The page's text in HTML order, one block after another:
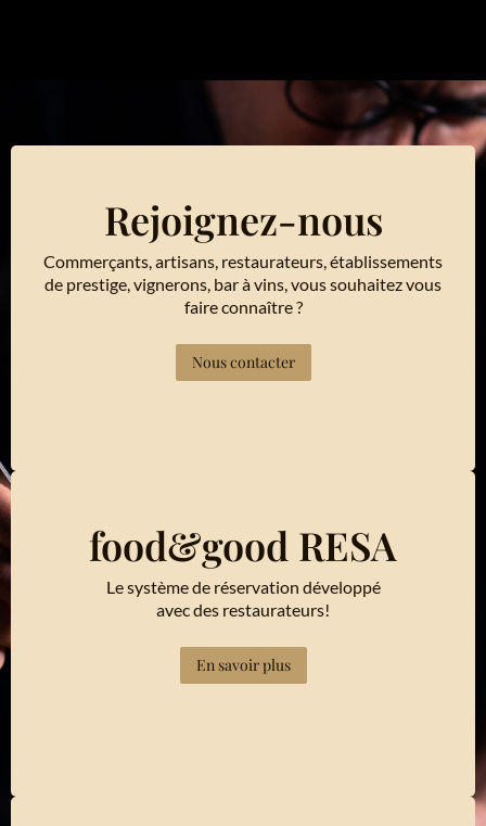
Rejoignez-nous
Commerçants, artisans, restaurateurs, établissements
de prestige, vignerons, bar à vins, vous souhaitez vous
faire connaître ?
Nous contacter
food&good RESA
Le système de réservation développé
avec des restaurateurs!
En savoir plus